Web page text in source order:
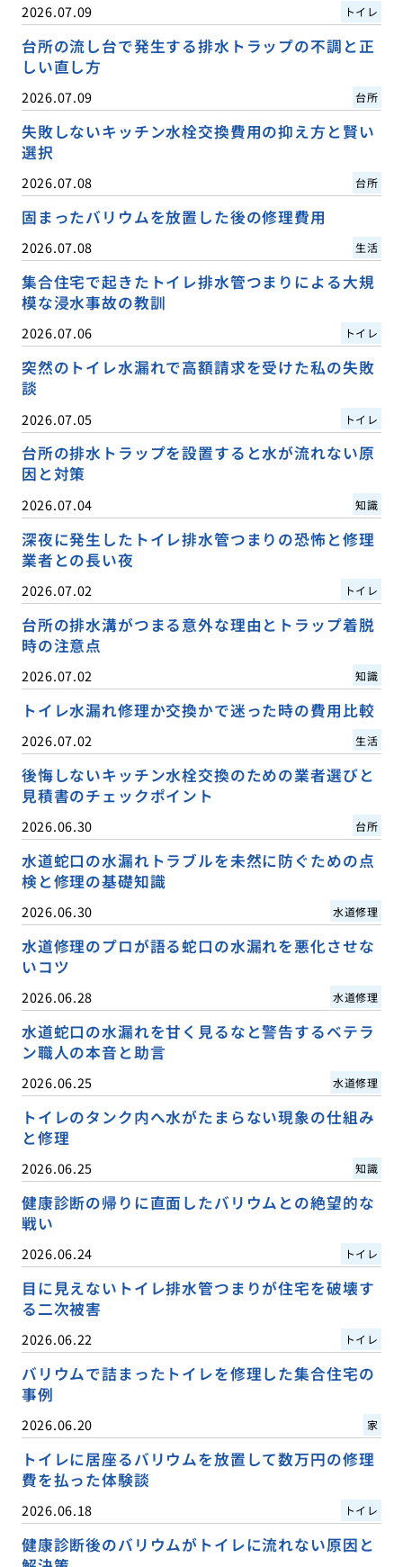
2026.07.09 トイレ
台所の流し台で発生する排水トラップの不調と正
しい直し方
2026.07.09 台所
失敗しないキッチン水栓交換費用の抑え方と賢い
選択
2026.07.08 台所
固まったバリウムを放置した後の修理費用
2026.07.08 生活
集合住宅で起きたトイレ排水管つまりによる大規
模な浸水事故の教訓
2026.07.06 トイレ
突然のトイレ水漏れで高額請求を受けた私の失敗
談
2026.07.05 トイレ
台所の排水トラップを設置すると水が流れない原
因と対策
2026.07.04 知識
深夜に発生したトイレ排水管つまりの恐怖と修理
業者との長い夜
2026.07.02 トイレ
台所の排水溝がつまる意外な理由とトラップ着脱
時の注意点
2026.07.02 知識
トイレ水漏れ修理か交換かで迷った時の費用比較
2026.07.02 生活
後悔しないキッチン水栓交換のための業者選びと
見積書のチェックポイント
2026.06.30 台所
水道蛇口の水漏れトラブルを未然に防ぐための点
検と修理の基礎知識
2026.06.30 水道修理
水道修理のプロが語る蛇口の水漏れを悪化させな
いコツ
2026.06.28 水道修理
水道蛇口の水漏れを甘く見るなと警告するベテラ
ン職人の本音と助言
2026.06.25 水道修理
トイレのタンク内へ水がたまらない現象の仕組み
と修理
2026.06.25 知識
健康診断の帰りに直面したバリウムとの絶望的な
戦い
2026.06.24 トイレ
目に見えないトイレ排水管つまりが住宅を破壊す
る二次被害
2026.06.22 トイレ
バリウムで詰まったトイレを修理した集合住宅の
事例
2026.06.20 家
トイレに居座るバリウムを放置して数万円の修理
費を払った体験談
2026.06.18 トイレ
健康診断後のバリウムがトイレに流れない原因と